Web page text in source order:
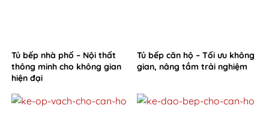
Tủ bếp nhà phố – Nội thất
thông minh cho không gian
hiện đại
Tủ bếp căn hộ – Tối ưu không
gian, nâng tầm trải nghiệm